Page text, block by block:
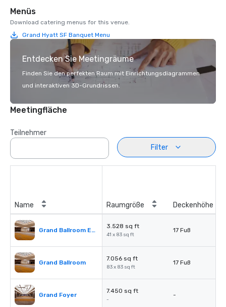
Menüs
Download catering menus for this venue.
Grand Hyatt SF Banquet Menu
Entdecken Sie Meetingräume
Finden Sie den perfekten Raum mit Einrichtungsdiagrammen
und interaktiven 3D-Grundrissen.
Meetingfläche
Teilnehmer
Filter
Name Raumgröße Deckenhöhe
Grand Ballroom East or West
3.528 sq ft
41 x 83 sq ft
17 Fuß
Grand Ballroom
7.056 sq ft
83 x 83 sq ft
17 Fuß
Grand Foyer
7.450 sq ft
-
-